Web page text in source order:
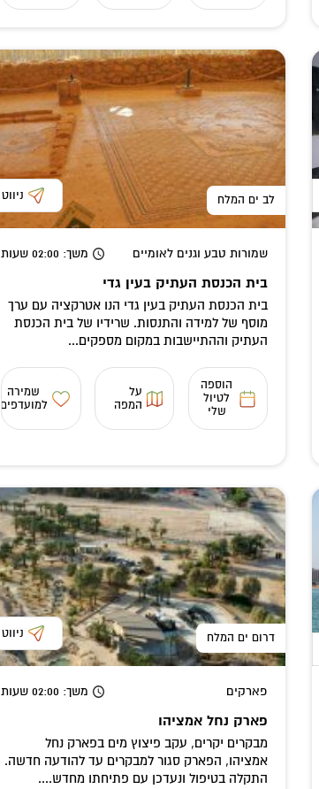
לב ים המלח ניווט
שמורות טבע וגנים לאומיים משך: 02:00 שעות
בית הכנסת העתיק בעין גדי
בית הכנסת העתיק בעין גדי הנו אטרקציה עם ערך
מוסף של למידה והתנסות. שרידיו של בית הכנסת
העתיק וההתיישבות במקום מספקים...
הוספה
לטיול
שלי
על
המפה
שמירה
למועדפים
דרום ים המלח ניווט
פארקים משך: 02:00 שעות
פארק נחל אמציהו
מבקרים יקרים, עקב פיצוץ מים בפארק נחל
אמציהו, הפארק סגור למבקרים עד להודעה חדשה.
התקלה בטיפול ונעדכן עם פתיחתו מחדש....